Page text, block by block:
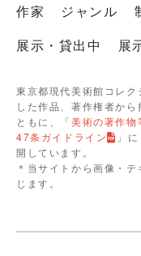
作家 ジャンル
展示・貸出中
展
東京都現代美術館コレ
した作品、著作権者か
ともに、「美術の著作物
47条ガイドライン
」
開しています。
＊当サイトから画像・
じます。